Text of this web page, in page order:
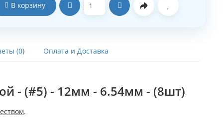
В корзину
(0) Оплата и Доставка
- (#5) - 12мм - 6.54мм - (8шт)
.